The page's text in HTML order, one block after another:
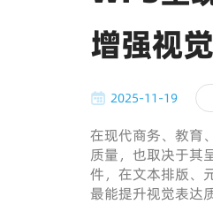
增强视
2025-11-19
在现代商务、教育
质量，也取决于其
件，在文本排版、
最能提升视觉表达